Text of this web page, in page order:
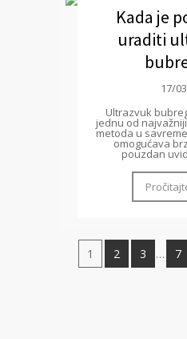
Kada je
uraditi
17/
Ultrazvuk
jednu od
metoda u
omogućava
pouzdan
1 2 3 … 7